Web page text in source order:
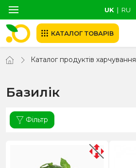
UK ∣ RU
КАТАЛОГ ТОВАРІВ
Каталог продуктів харчування
Базилік
Фільтр